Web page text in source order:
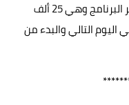
إلى الخطوات المسموح بها في اليوم عبر البرنامج وهي 25 ألف
التالي والبدء من